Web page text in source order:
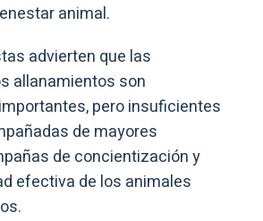
animal.
advierten que las
allanamientos son
pero insuficientes
de mayores
de concientización y
efectiva de los animales